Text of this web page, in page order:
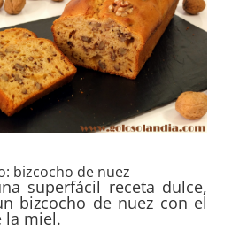
bizcocho de nuez
superfácil receta dulce,
bizcocho de nuez con el
la miel.